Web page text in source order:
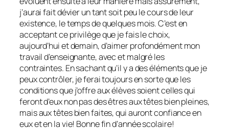
j’aurai fait dévier un tant soit peu le cours de leur
existence, le temps de quelques mois. C’est en
acceptant ce privilège que je fais le choix,
aujourd’hui et demain, d’aimer profondément mon
travail d’enseignante, avec et malgré les
contraintes. En sachant qu’il y a des éléments que je
peux contrôler, je ferai toujours en sorte que les
conditions que j’offre aux élèves soient celles qui
feront d’eux non pas des êtres aux têtes bien pleines,
mais aux têtes bien faites, qui auront confiance en
eux et en la vie! Bonne fin d’année scolaire!